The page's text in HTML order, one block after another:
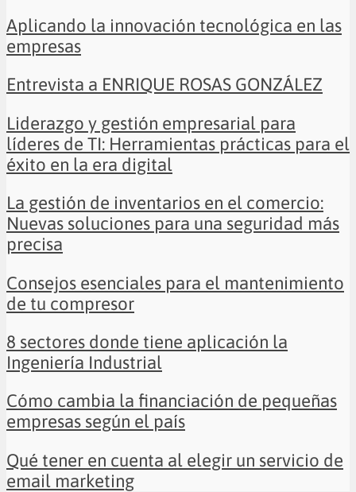
Aplicando la innovación tecnológica en las
empresas
Entrevista a ENRIQUE ROSAS GONZÁLEZ
Liderazgo y gestión empresarial para
líderes de TI: Herramientas prácticas para el
éxito en la era digital
La gestión de inventarios en el comercio:
Nuevas soluciones para una seguridad más
precisa
Consejos esenciales para el mantenimiento
de tu compresor
8 sectores donde tiene aplicación la
Ingeniería Industrial
Cómo cambia la financiación de pequeñas
empresas según el país
Qué tener en cuenta al elegir un servicio de
email marketing